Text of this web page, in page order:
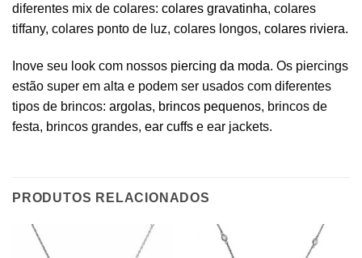
diferentes mix de colares: colares gravatinha, colares
tiffany, colares ponto de luz, colares longos, colares riviera.
Inove seu look com nossos piercing da moda. Os piercings
estão super em alta e podem ser usados com diferentes
tipos de brincos: argolas, brincos pequenos, brincos de
festa, brincos grandes, ear cuffs e ear jackets.
PRODUTOS RELACIONADOS